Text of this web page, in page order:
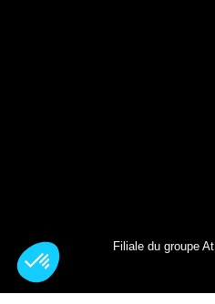
Filiale du groupe